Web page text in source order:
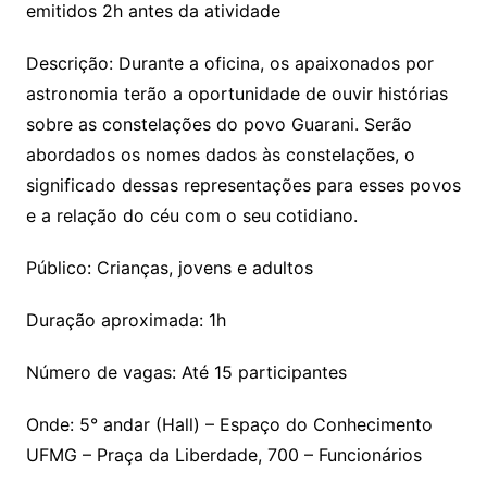
emitidos 2h antes da atividade
Descrição: Durante a oficina, os apaixonados por
astronomia terão a oportunidade de ouvir histórias
sobre as constelações do povo Guarani. Serão
abordados os nomes dados às constelações, o
significado dessas representações para esses povos
e a relação do céu com o seu cotidiano.
Público: Crianças, jovens e adultos
Duração aproximada: 1h
Número de vagas: Até 15 participantes
Onde: 5° andar (Hall) – Espaço do Conhecimento
UFMG – Praça da Liberdade, 700 – Funcionários